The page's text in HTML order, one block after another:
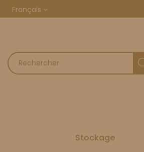
Français
Stockage